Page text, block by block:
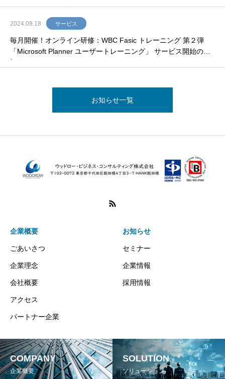
2024.09.18 サービス
毎月開催！オンライン研修：WBC Fasic トレーニング 第２弾
「Microsoft Planner ユーザートレーニング」 サービス開始のお
知らせ
お知らせ一覧
企業概要
ごあいさつ
企業理念
会社概要
アクセス
パートナー企業
お知らせ
セミナー
企業情報
採用情報
COMPANY
企業概要
SOLUTION
ソリューション